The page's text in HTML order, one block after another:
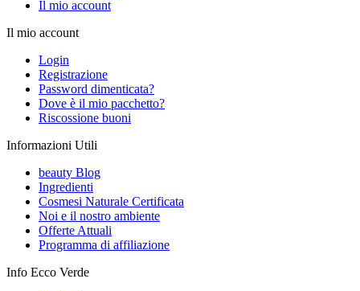
Il mio account
Il mio account
Login
Registrazione
Password dimenticata?
Dove è il mio pacchetto?
Riscossione buoni
Informazioni Utili
beauty Blog
Ingredienti
Cosmesi Naturale Certificata
Noi e il nostro ambiente
Offerte Attuali
Programma di affiliazione
Info Ecco Verde